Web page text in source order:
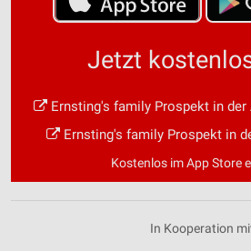
Jetzt
Ernsting's family Prospekt in der
Ernsting's family Prospekt in
Kostenlos im App Store
In Kooperation